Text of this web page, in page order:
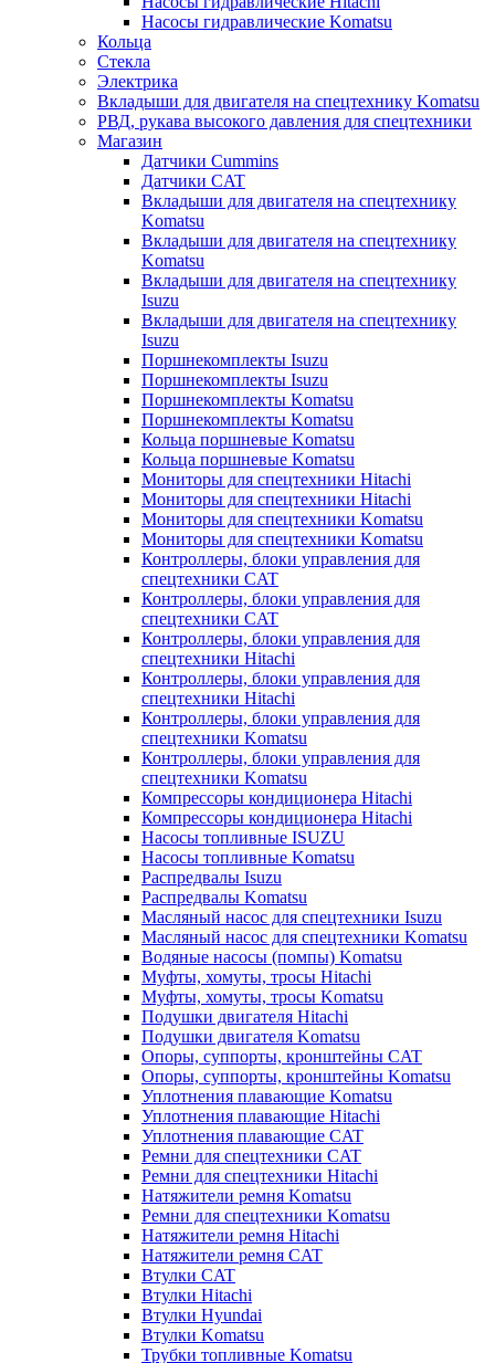
Насосы гидравлические Komatsu
Кольца
Стекла
Электрика
Вкладыши для двигателя на спецтехнику Komatsu
РВД, рукава высокого давления для спецтехники
Магазин
Датчики Cummins
Датчики CAT
Вкладыши для двигателя на спецтехнику
Komatsu
Вкладыши для двигателя на спецтехнику
Komatsu
Вкладыши для двигателя на спецтехнику
Isuzu
Вкладыши для двигателя на спецтехнику
Isuzu
Поршнекомплекты Isuzu
Поршнекомплекты Isuzu
Поршнекомплекты Komatsu
Поршнекомплекты Komatsu
Кольца поршневые Komatsu
Кольца поршневые Komatsu
Мониторы для спецтехники Hitachi
Мониторы для спецтехники Hitachi
Мониторы для спецтехники Komatsu
Мониторы для спецтехники Komatsu
Контроллеры, блоки управления для
спецтехники CAT
Контроллеры, блоки управления для
спецтехники CAT
Контроллеры, блоки управления для
спецтехники Hitachi
Контроллеры, блоки управления для
спецтехники Hitachi
Контроллеры, блоки управления для
спецтехники Komatsu
Контроллеры, блоки управления для
спецтехники Komatsu
Компрессоры кондиционера Hitachi
Компрессоры кондиционера Hitachi
Насосы топливные ISUZU
Насосы топливные Komatsu
Распредвалы Isuzu
Распредвалы Komatsu
Масляный насос для спецтехники Isuzu
Масляный насос для спецтехники Komatsu
Водяные насосы (помпы) Komatsu
Муфты, хомуты, тросы Hitachi
Муфты, хомуты, тросы Komatsu
Подушки двигателя Hitachi
Подушки двигателя Komatsu
Опоры, суппорты, кронштейны CAT
Опоры, суппорты, кронштейны Komatsu
Уплотнения плавающие Komatsu
Уплотнения плавающие Hitachi
Уплотнения плавающие CAT
Ремни для спецтехники CAT
Ремни для спецтехники Hitachi
Натяжители ремня Komatsu
Ремни для спецтехники Komatsu
Натяжители ремня Hitachi
Натяжители ремня CAT
Втулки CAT
Втулки Hitachi
Втулки Hyundai
Втулки Komatsu
Трубки топливные Komatsu